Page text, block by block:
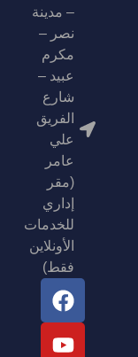
– مدينة
نصر –
مكرم
عبيد –
شارع
الفريق
علي
عامر
(مقر
إداري
للخدمات
الأونلاين
فقط)